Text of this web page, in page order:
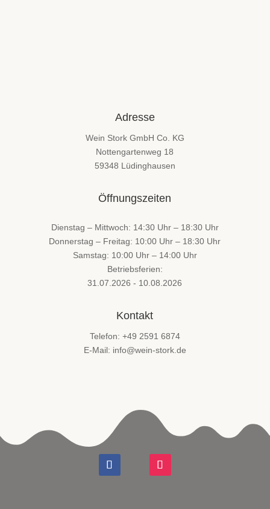
Adresse
Wein Stork GmbH Co. KG
Nottengartenweg 18
59348 Lüdinghausen
Öffnungszeiten
Dienstag – Mittwoch: 14:30 Uhr – 18:30 Uhr
Donnerstag – Freitag: 10:00 Uhr – 18:30 Uhr
Samstag: 10:00 Uhr – 14:00 Uhr
Betriebsferien:
31.07.2026 - 10.08.2026
Kontakt
Telefon: +49 2591 6874
E-Mail: info@wein-stork.de